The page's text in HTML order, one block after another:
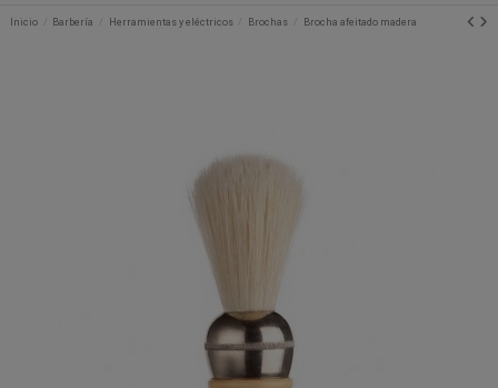
Inicio Barbería Herramientas y eléctricos Brochas Brocha afeitado madera